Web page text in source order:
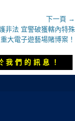
下一頁 →
非法 宜警破獲轄內特殊
重大電子遊藝場賭博案！
們的訊息！